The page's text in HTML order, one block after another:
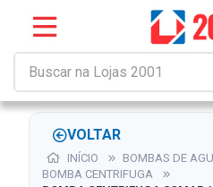
VOLTAR
INÍCIO
BOMBAS DE
BOMBA CENTRIFUGA